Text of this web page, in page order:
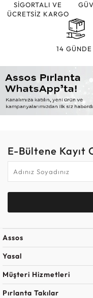
SİGORTALI VE
ÜCRETSİZ KARGO
14
E-Bültene Kayıt
Assos
Yasal
Müşteri Hizmetleri
Pırlanta Takılar